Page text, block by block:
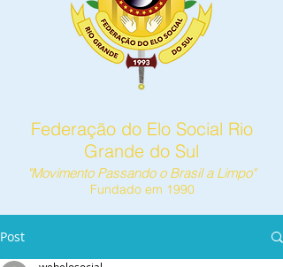
Federação do Elo Social Rio
Grande do Sul
"Movimento Passando o Brasil a Limpo"
Fundado em 1990
Post